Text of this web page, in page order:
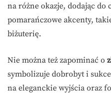
na różne okazje, dodając do
pomarańczowe akcenty,
biżuterię.
Nie można też zapominać o
symbolizuje dobrobyt i
na eleganckie wyjścia oraz